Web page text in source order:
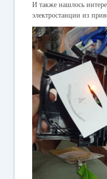
И также нашлось
электростанции из